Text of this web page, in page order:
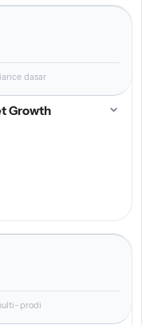
dasar
Growth
prodi